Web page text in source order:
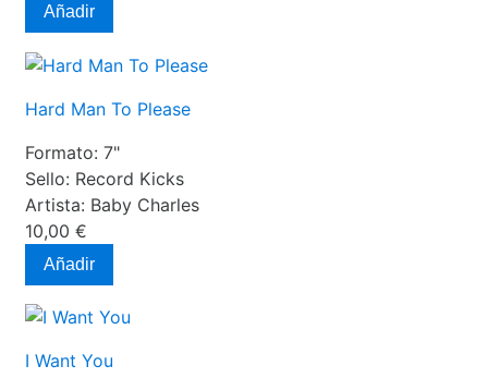
Añadir
Hard Man To Please
Formato: 7"
Sello: Record Kicks
Artista: Baby Charles
10,00 €
Añadir
I Want You